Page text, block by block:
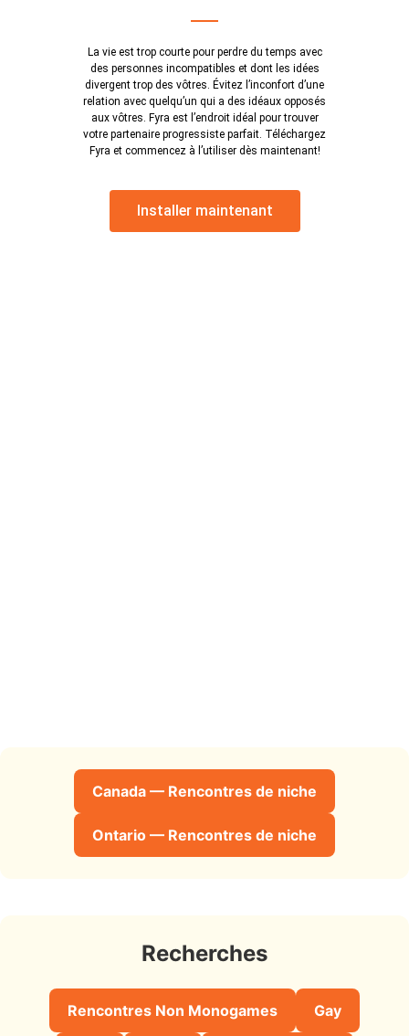
La vie est trop courte pour perdre du temps avec
des personnes incompatibles et dont les idées
divergent trop des vôtres. Évitez l’inconfort d’une
relation avec quelqu’un qui a des idéaux opposés
aux vôtres. Fyra est l’endroit idéal pour trouver
votre partenaire progressiste parfait. Téléchargez
Fyra et commencez à l’utiliser dès maintenant!
Installer maintenant
Canada — Rencontres de niche
Ontario — Rencontres de niche
Recherches
Rencontres Non Monogames Gay